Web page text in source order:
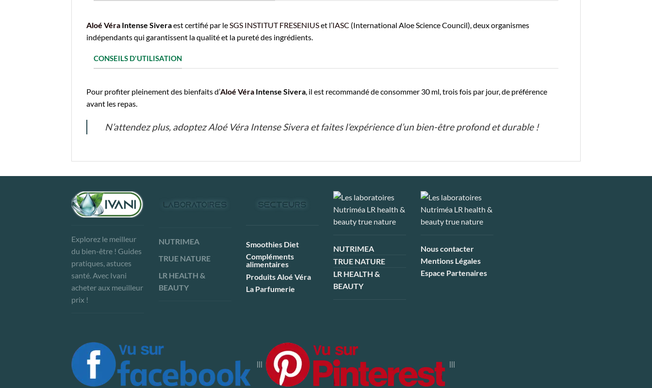
Aloé Véra Intense Siveraest certifié par le SGS INSTITUT FRESENIUSet l’IASC (International Aloe Science Council), deux organismes
indépendants qui garantissent la qualité et la pureté des ingrédients.
CONSEILS D'UTILISATION
Pour profiter pleinement des bienfaits d’Aloé Véra Intense Sivera, il est recommandé de consommer 30 ml, trois fois par jour, de préférence
avant les repas.
N’attendez plus, adoptez Aloé Véra Intense Sivera et faites l’expérience d’un bien-être profond et durable !
Explorez le meilleur
du bien-être ! Guides
pratiques, astuces
santé. Avec Ivani
acheter aux meuilleur
prix !
NUTRIMEA
TRUE NATURE
LR HEALTH &
BEAUTY
Smoothies Diet
Compléments
alimentaires
Produits Aloé Véra
La Parfumerie
NUTRIMEA
TRUE NATURE
LR HEALTH &
BEAUTY
Nous contacter
Mentions Légales
Espace Partenaires
||| |||